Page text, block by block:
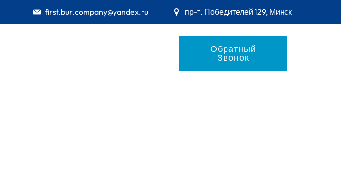
first.bur.company@yandex.ru пр-т. Победителей 129, Минск
Обратный
Звонок